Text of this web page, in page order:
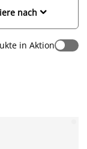
und probiere

nach
in Aktion